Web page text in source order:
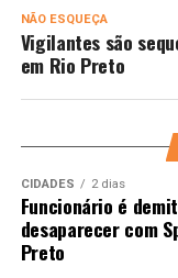
NÃO ESQUEÇA
Vigilantes são
em Rio Preto
CIDADES 2 dias
Funcionário é
desaparecer com
Preto